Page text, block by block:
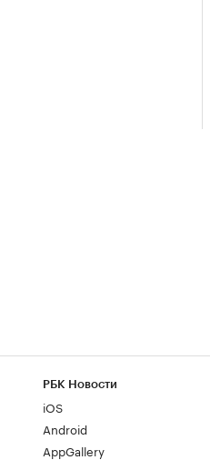
РБК Новости
iOS
Android
AppGallery